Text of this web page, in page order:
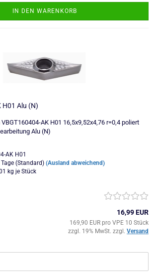
IN DEN WARENKORB
H01 Alu (N)
AK H01 16,5x9,52x4,76 r=0,4 poliert
Alu (N)
AK H01
(Standard) (Ausland abweichend)
kg je Stück
16,99 EUR
169,90 EUR pro VPE 10 Stück
zzgl. 19% MwSt. zzgl. Versand